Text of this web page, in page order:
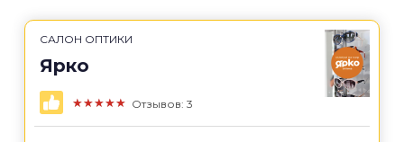
САЛОН ОПТИКИ
Ярко
★★★★★ Отзывов: 3